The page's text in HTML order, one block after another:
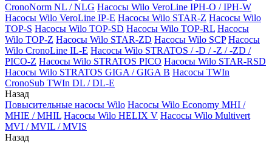
CronoNorm NL / NLG Насосы Wilo VeroLine IPH-O / IPH-W
Насосы Wilo VeroLine IP-E Насосы Wilo STAR-Z Насосы Wilo
TOP-S Насосы Wilo TOP-SD Насосы Wilo TOP-RL Насосы
Wilo TOP-Z Насосы Wilo STAR-ZD Насосы Wilo SCP Насосы
Wilo CronoLine IL-E Насосы Wilo STRATOS / -D / -Z / -ZD /
PICO-Z Насосы Wilo STRATOS PICO Насосы Wilo STAR-RSD
Насосы Wilo STRATOS GIGA / GIGA B Насосы TWIn
CronoSub TWIn DL / DL-E
Назад
Повысительные насосы Wilo Насосы Wilo Economy MHI /
MHIE / MHIL Насосы Wilo HELIX V Насосы Wilo Multivert
MVI / MVIL / MVIS
Назад